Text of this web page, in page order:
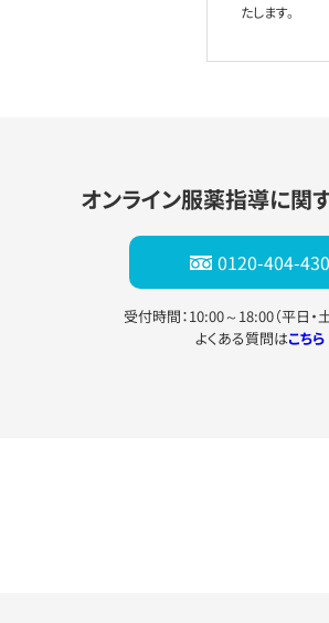
たします。
オンライン服薬指導に関
0120-404-430
受付時間：10:00～18:00（平日・
よくある質問はこちら